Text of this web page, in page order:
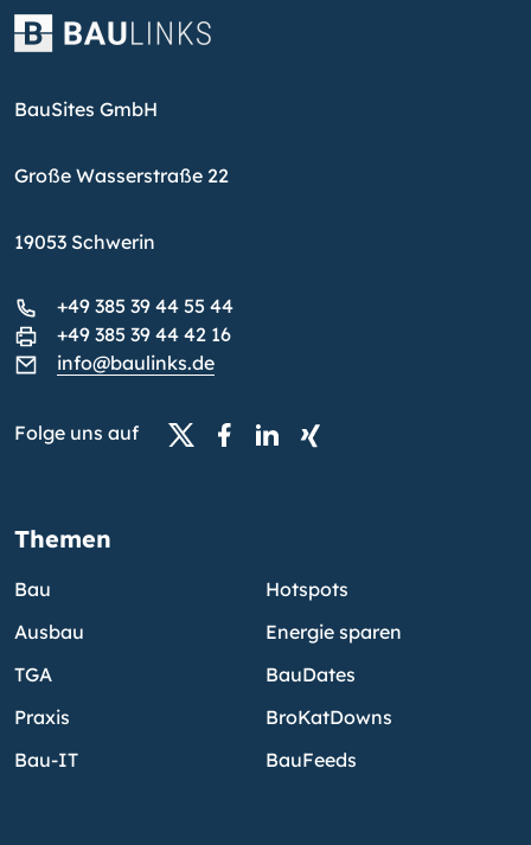
BauSites GmbH
Große Wasserstraße 22
19053 Schwerin
+49 385 39 44 55 44
+49 385 39 44 42 16
info@baulinks.de
Folge uns auf
Themen
Bau
Ausbau
TGA
Praxis
Bau-IT
Hotspots
Energie sparen
BauDates
BroKatDowns
BauFeeds